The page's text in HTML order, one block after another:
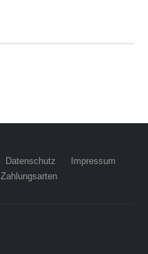
Datenschutz
Impressum
Zahlungsarten